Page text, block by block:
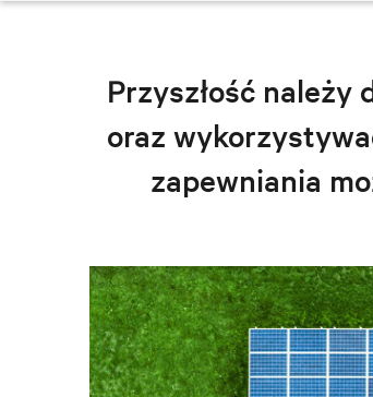
Przyszłość
oraz
zapewniania